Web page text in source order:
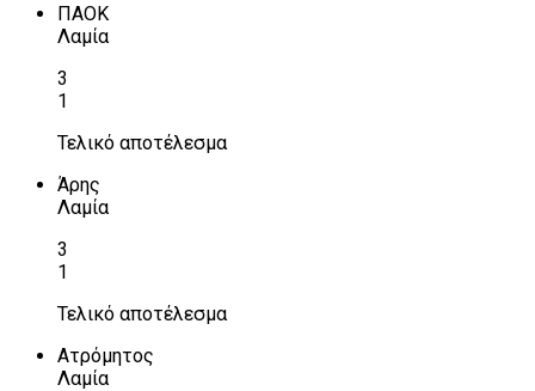
ΠΑΟΚ
Λαμία
3
1
Τελικό αποτέλεσμα
Άρης
Λαμία
3
1
Τελικό αποτέλεσμα
Ατρόμητος
Λαμία